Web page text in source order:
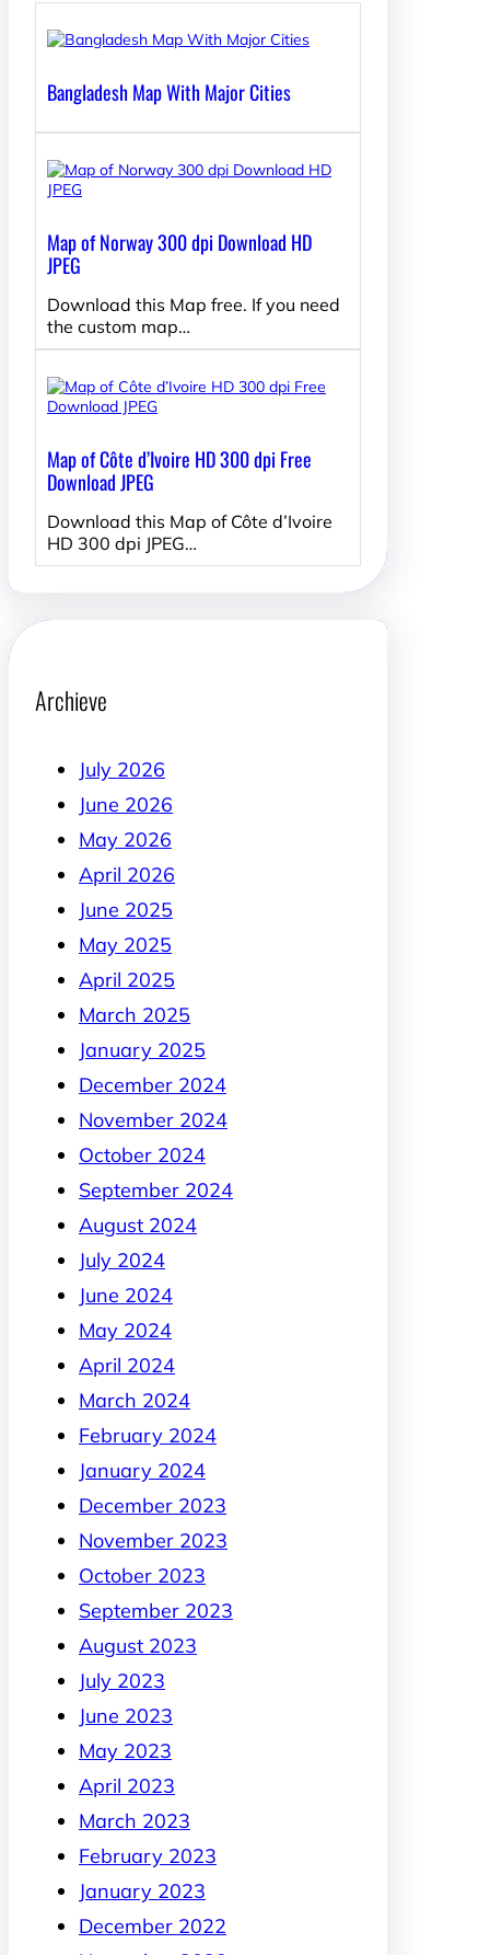
Bangladesh Map With Major Cities
Map of Norway 300 dpi Download HD
JPEG
Download this Map free. If you need
the custom map…
Map of Côte d’Ivoire HD 300 dpi Free
Download JPEG
Download this Map of Côte d’Ivoire
HD 300 dpi JPEG…
Archieve
July 2026
June 2026
May 2026
April 2026
June 2025
May 2025
April 2025
March 2025
January 2025
December 2024
November 2024
October 2024
September 2024
August 2024
July 2024
June 2024
May 2024
April 2024
March 2024
February 2024
January 2024
December 2023
November 2023
October 2023
September 2023
August 2023
July 2023
June 2023
May 2023
April 2023
March 2023
February 2023
January 2023
December 2022